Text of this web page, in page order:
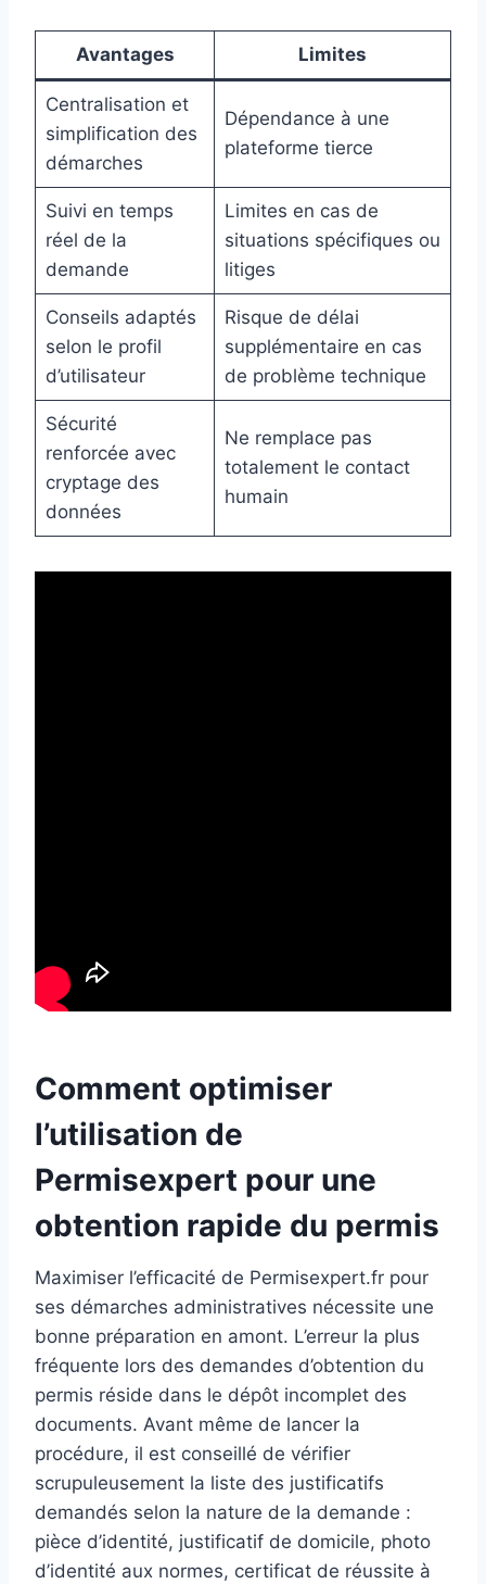
Avantages Limites
Centralisation et
simplification des
démarches
Dépendance à une
plateforme tierce
Suivi en temps
réel de la
demande
Limites en cas de
situations spécifiques ou
litiges
Conseils adaptés
selon le profil
d’utilisateur
Risque de délai
supplémentaire en cas
de problème technique
Sécurité
renforcée avec
cryptage des
données
Ne remplace pas
totalement le contact
humain
Comment optimiser
l’utilisation de
Permisexpert pour une
obtention rapide du permis
Maximiser l’efficacité de Permisexpert.fr pour
ses démarches administratives nécessite une
bonne préparation en amont. L’erreur la plus
fréquente lors des demandes d’obtention du
permis réside dans le dépôt incomplet des
documents. Avant même de lancer la
procédure, il est conseillé de vérifier
scrupuleusement la liste des justificatifs
demandés selon la nature de la demande :
pièce d’identité, justificatif de domicile, photo
d’identité aux normes, certificat de réussite à